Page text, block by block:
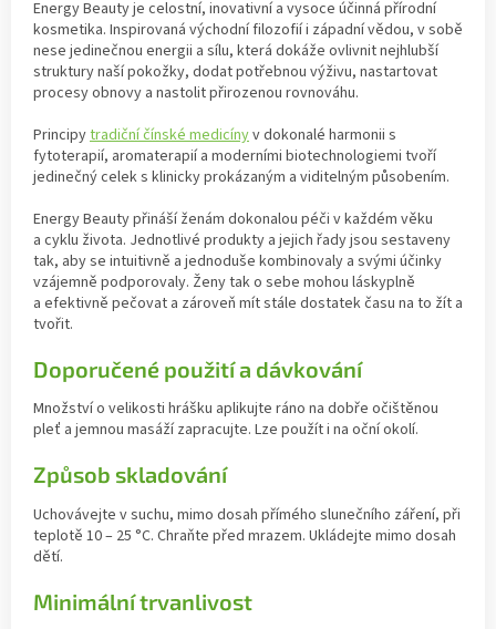
Energy Beauty je celostní, inovativní a vysoce účinná přírodní
kosmetika. Inspirovaná východní filozofií i západní vědou, v sobě
nese jedinečnou energii a sílu, která dokáže ovlivnit nejhlubší
struktury naší pokožky, dodat potřebnou výživu, nastartovat
procesy obnovy a nastolit přirozenou rovnováhu.
Principytradiční čínské medicínyv dokonalé harmonii s
fytoterapií, aromaterapií a moderními biotechnologiemi tvoří
jedinečný celek s klinicky prokázaným a viditelným působením.
Energy Beauty přináší ženám dokonalou péči v každém věku
a cyklu života. Jednotlivé produkty a jejich řady jsou sestaveny
tak, aby se intuitivně a jednoduše kombinovaly a svými účinky
vzájemně podporovaly. Ženy tak o sebe mohou láskyplně
a efektivně pečovat a zároveň mít stále dostatek času na to žít a
tvořit.
Doporučené použití a dávkování
Množství o velikosti hrášku aplikujte ráno na dobře očištěnou
pleť a jemnou masáží zapracujte. Lze použít i na oční okolí.
Způsob skladování
Uchovávejte v suchu, mimo dosah přímého slunečního záření, při
teplotě 10 – 25 °C. Chraňte před mrazem. Ukládejte mimo dosah
dětí.
Minimální trvanlivost